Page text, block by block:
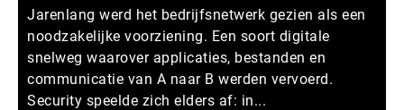
Jarenlang werd het bedrijfsnetwerk gezien als een
noodzakelijke voorziening. Een soort digitale
snelweg waarover applicaties, bestanden en
communicatie van A naar B werden vervoerd.
Security speelde zich elders af: in...